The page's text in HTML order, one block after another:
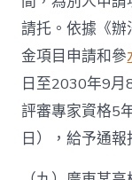
請托。依據《
金項目申請和參
日至2030年9月
評審專家資格5
日），給予通報